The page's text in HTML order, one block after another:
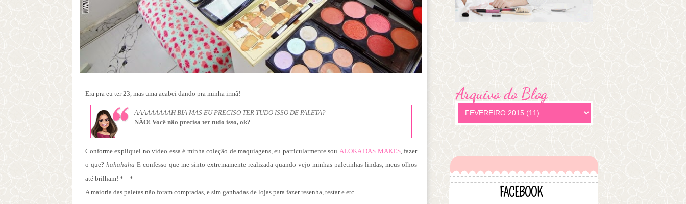
Era pra eu ter 23, mas uma acabei dando pra minha irmã!
AAAAAAAAAH BIA MAS EU PRECISO TER TUDO ISSO DE PALETA?
NÃO! Você não precisa ter tudo isso, ok?
Conforme expliquei no vídeo essa é minha coleção de maquiagens, eu particularmente sou ALOKA DAS MAKES, fazer
o que? hahahaha E confesso que me sinto extremamente realizada quando vejo minhas paletinhas lindas, meus olhos
até brilham! *---*
A maioria das paletas não foram compradas, e sim ganhadas de lojas para fazer resenha, testar e etc.
Arquivo do Blog
FACEBOOK